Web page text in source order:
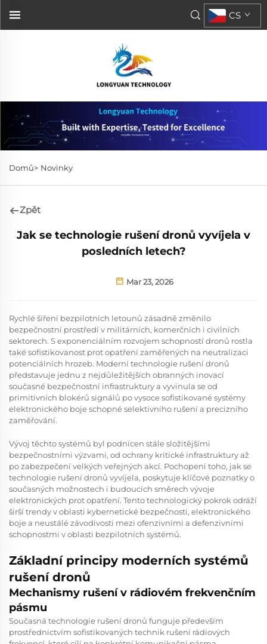
CS
Domů> Novinky
Zpět
Jak se technologie rušení dronů vyvíjela v
posledních letech?
Mar 23, 2026
Rychlé šíření bezpilotních letounů zásadně změnilo
bezpečnostní prostředí v militárních, komerčních i civilních
sektorech. S exponenciálním rozvojem schopností dronů rostla
také sofistikovanost prot opatření zaměřených na neutralizaci
potenciálních hrozeb. Moderní technologie rušení dronů
představuje jednu z nejdůležitějších obranných inovací
současné bezpečnostní infrastruktury a vyvinula se od
primitivních blokérů signálů po vysoce sofistikované systémy
elektronického boje schopné selektivního rušení a precizního
zaměřování.
Vývoj těchto systémů byl podnícen stále složitějšími
bezpečnostními výzvami, od ochrany kritické infrastruktury až
po zabezpečení velkých veřejných akcí. Pochopení toho, jak se
technologie rušení dronů vyvíjela, poskytuje klíčové poznatky o
současných možnostech i budoucích směrech vývoje
elektronických prot opatření. Tento technologický pokrok odráží
širší trendy v oblasti kybernetické bezpečnosti, elektronického
boje a neustálé závodivosti mezi ofenzivními a defenzivními
schopnostmi v oblasti bezpilotních systémů.
Základní principy moderních systémů
rušení dronů
Mechanismy rušení v rádiovém frekvenčním
pásmu
Současná technologie rušení dronů funguje především
prostřednictvím sofistikovaných technik rušení rádiových